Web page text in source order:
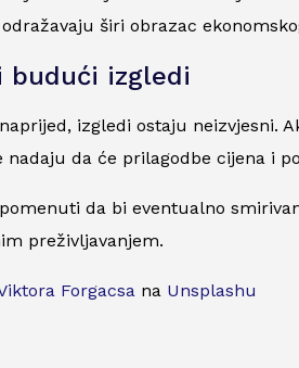
širi obrazac
budući izgledi
izgledi ostaju neizvjesni.
nadaju da će prilagodbe cijena i
da bi eventualno
preživljavanjem.
Forgacsa na Unsplashu